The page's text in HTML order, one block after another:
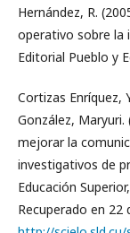
Hernández, R.
operativo sobre la
Editorial Pueblo y
Cortizas Enríquez,
González,
mejorar la
investigativos de
Educación
Recuperado en 22